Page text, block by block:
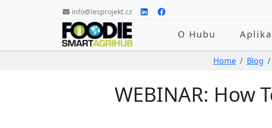
info@lesprojekt.cz
O Hubu
Home Blog
WEBINAR: How